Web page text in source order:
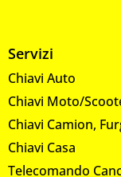
Servizi
Chiavi Auto
Chiavi Moto/
Chiavi Camion,
Chiavi Casa
Telecomando